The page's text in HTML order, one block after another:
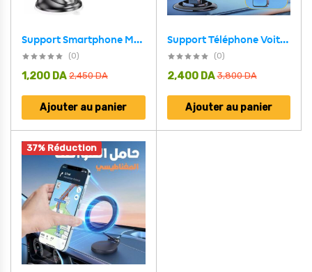
Support Smartphone Modifiable – حامل هاتف ذكي قابل لتعديل
(0)
2,450DA
1,200 DA
Ajouter au panier
Support Téléphone Voiture Magnétique Rotatif à 360° – حامل هاتف مغناطيسي
(0)
3,800DA
2,400 DA
Ajouter au panier
37% Réduction